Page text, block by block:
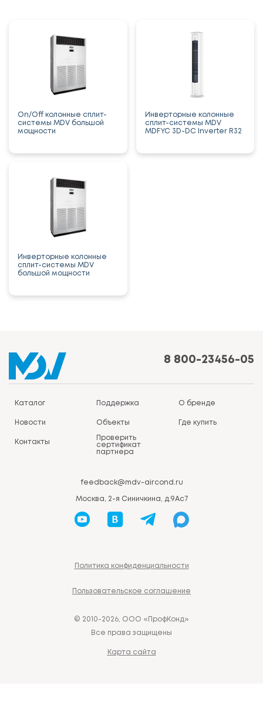
On/Off колонные сплит-
системы MDV большой
мощности
Инверторные колонные
сплит-системы MDV
MDFYC 3D-DC Inverter R32
Инверторные колонные
сплит-системы MDV
большой мощности
8 800-23456-05
Каталог Поддержка О бренде
Новости Объекты Где купить
Контакты
Проверить
сертификат
партнера
feedback@mdv-aircond.ru
Москва, 2-я Синичкина, д.9Ас7
Политика конфиденциальности
Пользовательское соглашение
© 2010-2026, ООО «ПрофКонд»
Все права защищены
Карта сайта